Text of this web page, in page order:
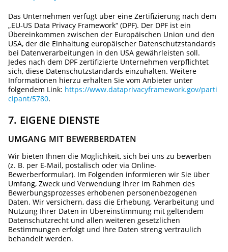
Das Unternehmen verfügt über eine Zertifizierung nach dem
„EU-US Data Privacy Framework“ (DPF). Der DPF ist ein
Übereinkommen zwischen der Europäischen Union und den
USA, der die Einhaltung europäischer Datenschutzstandards
bei Datenverarbeitungen in den USA gewährleisten soll.
Jedes nach dem DPF zertifizierte Unternehmen verpflichtet
sich, diese Datenschutzstandards einzuhalten. Weitere
Informationen hierzu erhalten Sie vom Anbieter unter
folgendem Link: https://www.dataprivacyframework.gov/parti
cipant/5780.
7. EIGENE DIENSTE
UMGANG MIT BEWERBERDATEN
Wir bieten Ihnen die Möglichkeit, sich bei uns zu bewerben
(z. B. per E-Mail, postalisch oder via Online-
Bewerberformular). Im Folgenden informieren wir Sie über
Umfang, Zweck und Verwendung Ihrer im Rahmen des
Bewerbungsprozesses erhobenen personenbezogenen
Daten. Wir versichern, dass die Erhebung, Verarbeitung und
Nutzung Ihrer Daten in Übereinstimmung mit geltendem
Datenschutzrecht und allen weiteren gesetzlichen
Bestimmungen erfolgt und Ihre Daten streng vertraulich
behandelt werden.